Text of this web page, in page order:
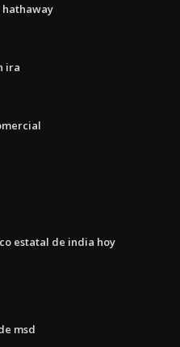
hathaway
ira
estatal de india hoy
msd